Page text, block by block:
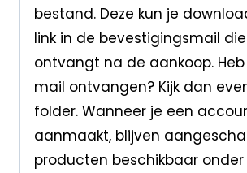
bestand. Deze kun je
link in de bevestigingsmail
ontvangt na de aankoop.
mail ontvangen? Kijk dan
folder. Wanneer je een
aanmaakt, blijven
producten beschikbaar onder